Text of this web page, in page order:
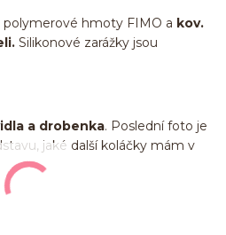
polymerové hmoty FIMO a kov.
Silikonové zarážky jsou
a drobenka. Poslední foto je
jaké další koláčky mám v